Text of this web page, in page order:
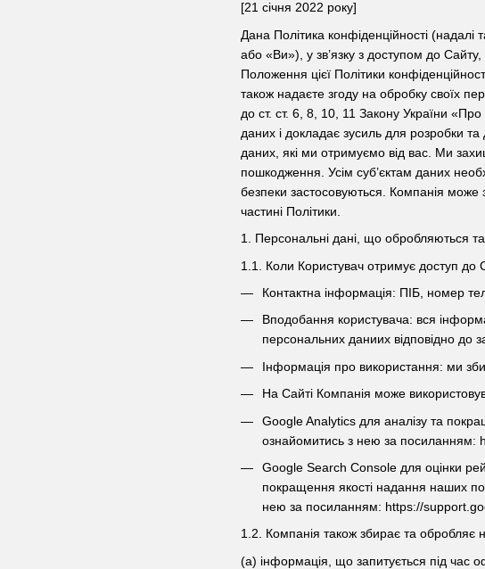
[21 січня 2022 року]
Дана Політика конфіденційності
або «Ви»), у зв’язку з доступом до
Положення цієї Політики
також надаєте згоду на обробку своїх
до ст. ст. 6, 8, 10, 11 Закону України
даних і докладає зусиль для розробки
даних, які ми отримуємо від вас. Ми
пошкодження. Усім суб’єктам даних
безпеки застосовуються. Компанія може
частині Політики.
1. Персональні дані, що обробляються
1.1. Коли Користувач отримує доступ до
Контактна інформація: ПІБ, номер
Вподобання користувача: вся
персональних даниих відповідно до
Інформація про використання: ми
На Сайті Компанія може
Google Analytics для аналізу та
ознайомитись з нею за посиланням:
Google Search Console для оцінки
покращення якості надання наших
нею за посиланням: https://
1.2. Компанія також збирає та обробляє
(а) інформація, що запитується під